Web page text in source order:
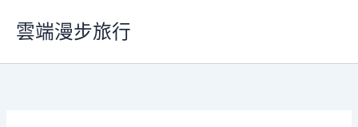
要
雲端漫步旅行